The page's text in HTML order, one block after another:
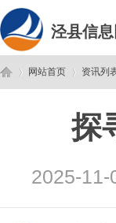
泾县信息
网站首页 资讯列
探
2025-11-